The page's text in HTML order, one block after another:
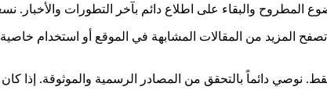
والبقاء على اطلاع دائم بآخر التطورات والأخبار.
المزيد من المقالات المشابهة في الموقع أو استخدام
نوصي دائماً بالتحقق من المصادر الرسمية والموثوقة. إذا